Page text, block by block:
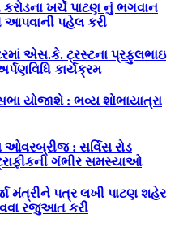
ખર્ચે પાટણ નું ભગવાન
આપવાની પહેલ કરી
એસ.કે. ટ્રસ્ટના પ્રફુલભાઇ
કાર્યક્રમ
યોજાશે : ભવ્ય શોભાયાત્રા
ઓવરબ્રીજ : સર્વિસ રોડ
ટ્રાફીકની ગંભીર સમસ્યાઓ
મંત્રીને પત્ર લખી પાટણ શહેર
રજુઆત કરી